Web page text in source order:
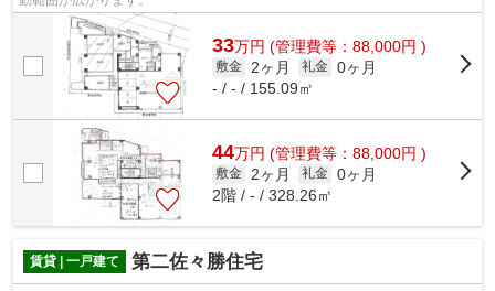
33万円 (管理費等：88,000円 )
敷金 2ヶ月 礼金 0ヶ月
- / - / 155.09㎡
44万円 (管理費等：88,000円 )
敷金 2ヶ月 礼金 0ヶ月
2階 / - / 328.26㎡
賃貸 | 一戸建て 第二佐々勝住宅